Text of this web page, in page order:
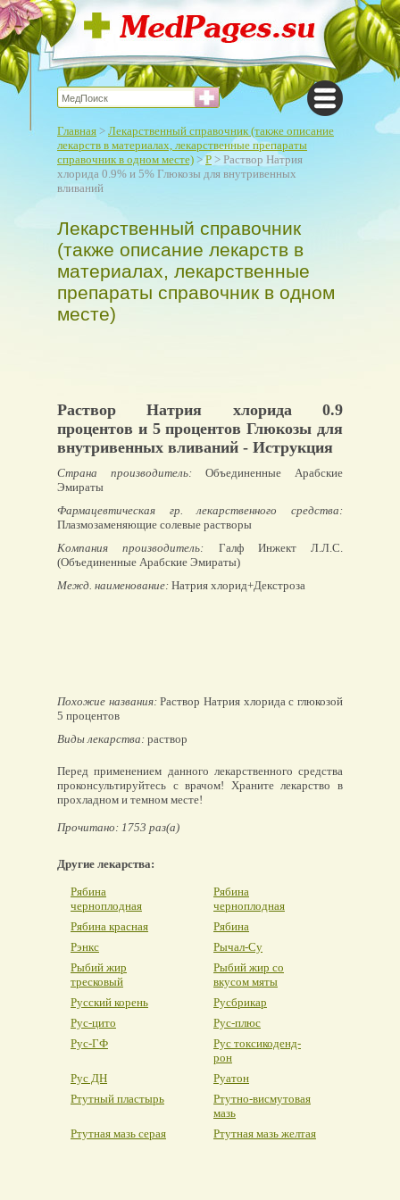
Главная > Лекарственный справочник (также описание
лекарств в материалах, лекарственные препараты
справочник в одном месте) >Р > Раствор Натрия
хлорида 0.9% и 5% Глюкозы для внутривенных
вливаний
Лекарственный справочник
(также описание лекарств в
материалах, лекарственные
препараты справочник в одном
месте)
Раствор Натрия хлорида 0.9
процентов и 5 процентов Глюкозы для
внутривенных вливаний - Иструкция
Страна производитель: Объединенные Арабские
Эмираты
Фармацевтическая гр. лекарственного средства:
Плазмозаменяющие солевые растворы
Компания производитель: Галф Инжект Л.Л.С.
(Объединенные Арабские Эмираты)
Межд. наименование: Натрия хлорид+Декстроза
Похожие названия:Раствор Натрия хлорида с глюкозой
5 процентов
Виды лекарства: раствор
Перед применением данного лекарственного средства
проконсультируйтесь с врачом! Храните лекарство в
прохладном и темном месте!
Прочитано: 1753 раз(а)
Другие лекарства:
Рябина
черноплодная
Рябина
черноплодная
Рябина красная
Рябина
Рэнкс
Рычал-Су
Рыбий жир
тресковый
Рыбий жир со
вкусом мяты
Русский корень
Русбрикар
Рус-цито
Рус-плюс
Рус-ГФ
Рус токсикоденд-
рон
Рус ДН
Руатон
Ртутный пластырь
Ртутно-висмутовая
мазь
Ртутная мазь серая
Ртутная мазь желтая